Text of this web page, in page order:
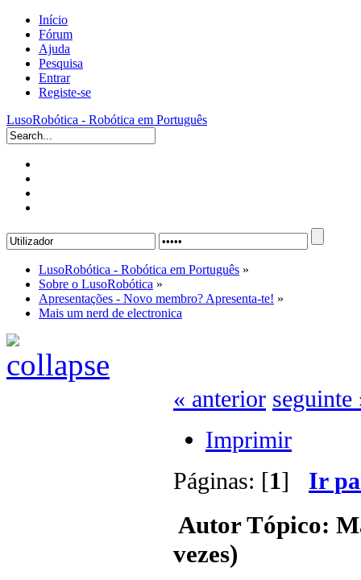
Início
Fórum
Ajuda
Pesquisa
Entrar
Registe-se
LusoRobótica - Robótica em Português
LusoRobótica - Robótica em Português »
Sobre o LusoRobótica »
Apresentações - Novo membro? Apresenta-te! »
Mais um nerd de electronica
« anterior seguinte
Imprimir
Páginas: [1] Ir
AutorTópico:
vezes)